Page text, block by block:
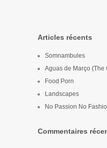
Articles récents
Somnambules
Aguas de Março (The
Food Porn
Landscapes
No Passion No
Commentaires